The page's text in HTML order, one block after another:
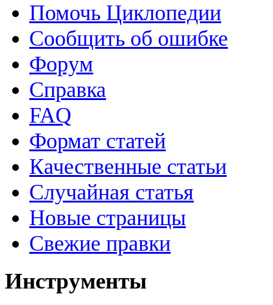
Помочь Циклопедии
Сообщить об ошибке
Форум
Справка
FAQ
Формат статей
Качественные статьи
Случайная статья
Новые страницы
Свежие правки
Инструменты